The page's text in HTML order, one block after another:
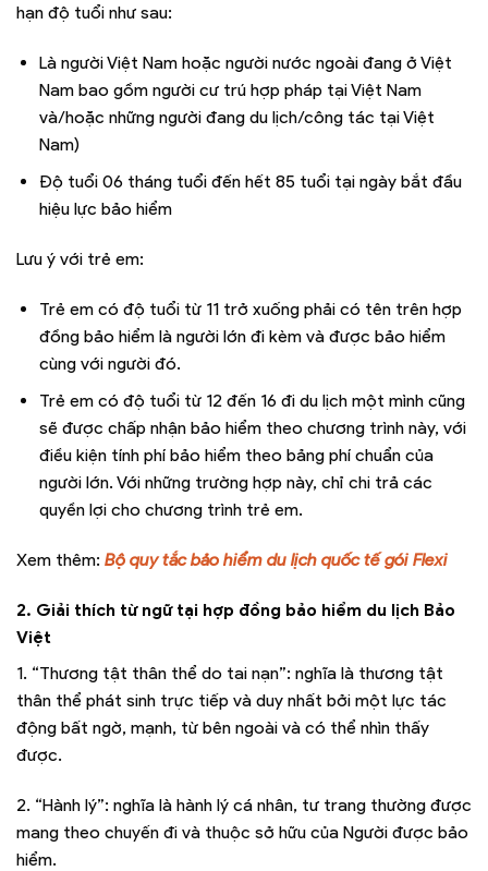
hạn độ tuổi như sau:
Là người Việt Nam hoặc người nước ngoài đang ở Việt
Nam bao gồm người cư trú hợp pháp tại Việt Nam
và/hoặc những người đang du lịch/công tác tại Việt
Nam)
Độ tuổi 06 tháng tuổi đến hết 85 tuổi tại ngày bắt đầu
hiệu lực bảo hiểm
Lưu ý với trẻ em:
Trẻ em có độ tuổi từ 11 trở xuống phải có tên trên hợp
đồng bảo hiểm là người lớn đi kèm và được bảo hiểm
cùng với người đó.
Trẻ em có độ tuổi từ 12 đến 16 đi du lịch một mình cũng
sẽ được chấp nhận bảo hiểm theo chương trình này, với
điều kiện tính phí bảo hiểm theo bảng phí chuẩn của
người lớn. Với những trường hợp này, chỉ chi trả các
quyền lợi cho chương trình trẻ em.
Xem thêm: Bộ quy tắc bảo hiểm du lịch quốc tế gói Flexi
2. Giải thích từ ngữ tại hợp đồng bảo hiểm du lịch Bảo
Việt
1. “Thương tật thân thể do tai nạn”: nghĩa là thương tật
thân thể phát sinh trực tiếp và duy nhất bởi một lực tác
động bất ngờ, mạnh, từ bên ngoài và có thể nhìn thấy
được.
2. “Hành lý”: nghĩa là hành lý cá nhân, tư trang thường được
mang theo chuyến đi và thuộc sở hữu của Người được bảo
hiểm.